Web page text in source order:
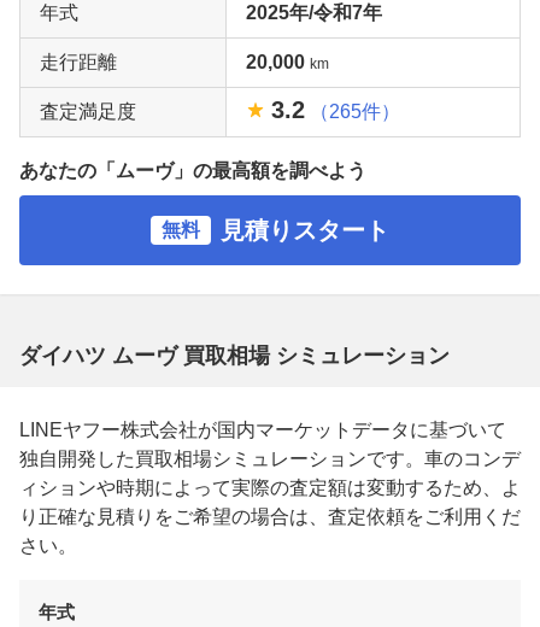
年式 2025年/令和7年
走行距離 20,000 km
査定満足度 3.2 （265件）
あなたの「ムーヴ」の最高額を調べよう
無料 見積りスタート
ダイハツ ムーヴ 買取相場 シミュレーション
LINEヤフー株式会社が国内マーケットデータに基づいて
独自開発した買取相場シミュレーションです。車のコンデ
ィションや時期によって実際の査定額は変動するため、よ
り正確な見積りをご希望の場合は、査定依頼をご利用くだ
さい。
年式